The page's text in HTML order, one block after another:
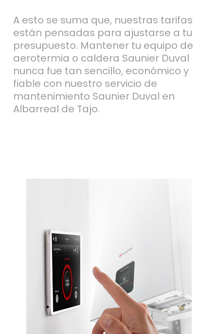
A esto se suma que, nuestras tarifas
están pensadas para ajustarse a tu
presupuesto. Mantener tu equipo de
aerotermia o caldera Saunier Duval
nunca fue tan sencillo, económico y
fiable con nuestro servicio de
mantenimiento Saunier Duval en
Albarreal de Tajo.